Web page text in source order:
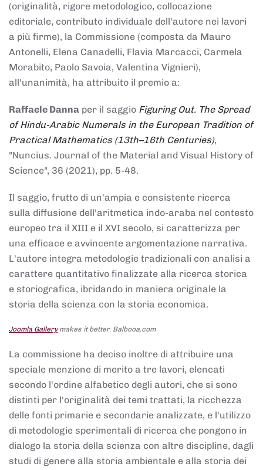
(originalità, rigore metodologico, collocazione
editoriale, contributo individuale dell'autore nei lavori
a più firme), la Commissione (composta da Mauro
Antonelli, Elena Canadelli, Flavia Marcacci, Carmela
Morabito, Paolo Savoia, Valentina Vignieri),
all'unanimità, ha attribuito il premio a:
Raffaele Danna per il saggio Figuring Out. The Spread
of Hindu-Arabic Numerals in the European Tradition of
Practical Mathematics (13th–16th Centuries),
"Nuncius. Journal of the Material and Visual History of
Science", 36 (2021), pp. 5-48.
Il saggio, frutto di un'ampia e consistente ricerca
sulla diffusione dell'aritmetica indo-araba nel contesto
europeo tra il XIII e il XVI secolo, si caratterizza per
una efficace e avvincente argomentazione narrativa.
L'autore integra metodologie tradizionali con analisi a
carattere quantitativo finalizzate alla ricerca storica
e storiografica, ibridando in maniera originale la
storia della scienza con la storia economica.
Joomla Gallerymakes it better. Balbooa.com
La commissione ha deciso inoltre di attribuire una
speciale menzione di merito a tre lavori, elencati
secondo l'ordine alfabetico degli autori, che si sono
distinti per l'originalità dei temi trattati, la ricchezza
delle fonti primarie e secondarie analizzate, e l'utilizzo
di metodologie sperimentali di ricerca che pongono in
dialogo la storia della scienza con altre discipline, dagli
studi di genere alla storia ambientale e alla storia dei